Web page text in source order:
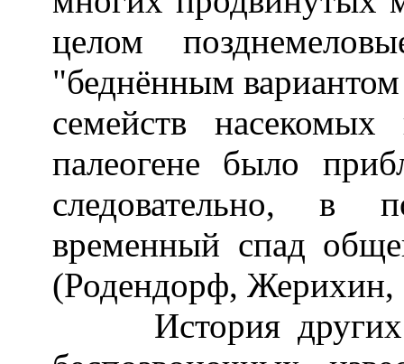
целом
"беднённым
семейств
палеогене было
следовательно, в
временный спад
(Родендорф, Жерихин,
История других